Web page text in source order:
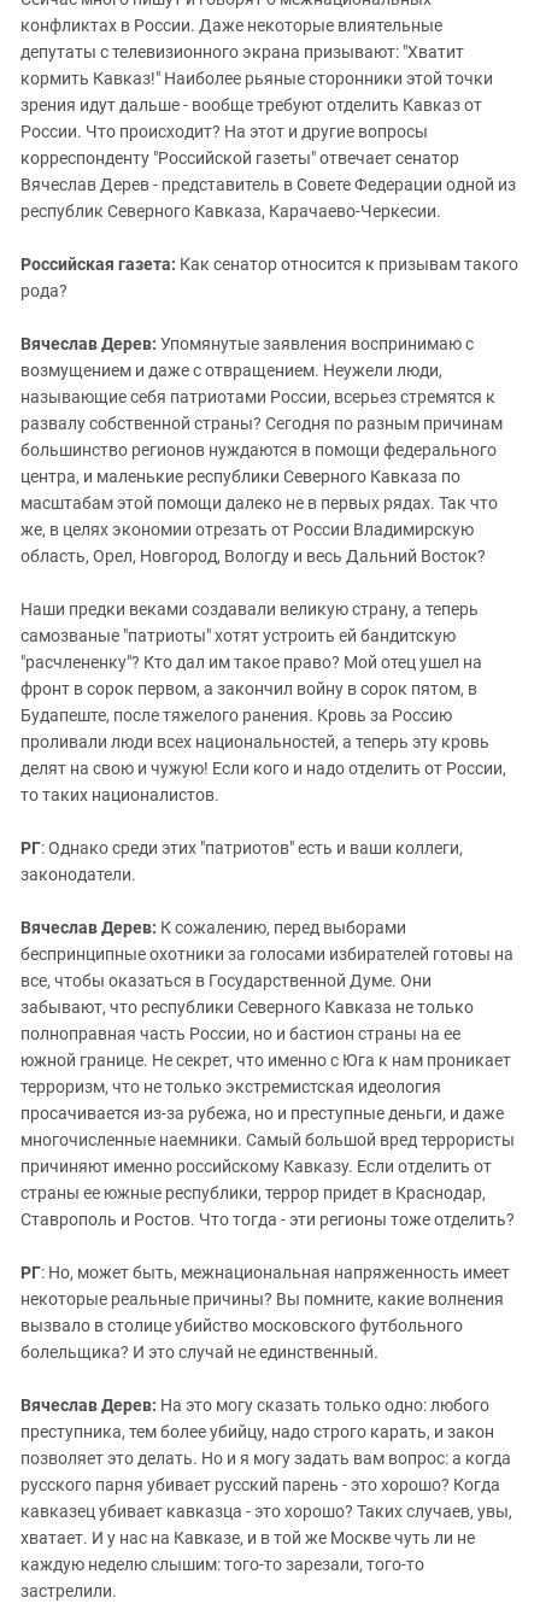
ЗАСТАВЛЯЕТ
КАВКАЗ ЗА ПАЛЕСТИНУ
ИНАКОМЫСЛИЕ В ЧЕЧНЕ
ПРЕСЛЕДОВАНИЕ АКТИВИСТОВ
МОБИЛИЗАЦИЯ И ПРОТЕСТЫ
Дагестан
Ингушетия
Калмыкия
Карачаево-Черкесия
Краснодарский край
Российская Федерация
Северная Осетия - Алания
СКФО
Ставропольский край
Чечня
Южная Осетия
Южный Кавказ
конфликтах в России. Даже некоторые влиятельные
депутаты с телевизионного экрана призывают: "Хватит
кормить Кавказ!" Наиболее рьяные сторонники этой точки
зрения идут дальше - вообще требуют отделить Кавказ от
России. Что происходит? На этот и другие вопросы
корреспонденту "Российской газеты" отвечает сенатор
Вячеслав Дерев - представитель в Совете Федерации одной из
республик Северного Кавказа, Карачаево-Черкесии.
Российская газета: Как сенатор относится к призывам такого
рода?
Вячеслав Дерев: Упомянутые заявления воспринимаю с
возмущением и даже с отвращением. Неужели люди,
называющие себя патриотами России, всерьез стремятся к
развалу собственной страны? Сегодня по разным причинам
большинство регионов нуждаются в помощи федерального
центра, и маленькие республики Северного Кавказа по
масштабам этой помощи далеко не в первых рядах. Так что
же, в целях экономии отрезать от России Владимирскую
область, Орел, Новгород, Вологду и весь Дальний Восток?
Наши предки веками создавали великую страну, а теперь
самозваные "патриоты" хотят устроить ей бандитскую
"расчлененку"? Кто дал им такое право? Мой отец ушел на
фронт в сорок первом, а закончил войну в сорок пятом, в
Будапеште, после тяжелого ранения. Кровь за Россию
проливали люди всех национальностей, а теперь эту кровь
делят на свою и чужую! Если кого и надо отделить от России,
то таких националистов.
РГ: Однако среди этих "патриотов" есть и ваши коллеги,
законодатели.
Вячеслав Дерев: К сожалению, перед выборами
беспринципные охотники за голосами избирателей готовы на
все, чтобы оказаться в Государственной Думе. Они
забывают, что республики Северного Кавказа не только
полноправная часть России, но и бастион страны на ее
южной границе. Не секрет, что именно с Юга к нам проникает
терроризм, что не только экстремистская идеология
просачивается из-за рубежа, но и преступные деньги, и даже
многочисленные наемники. Самый большой вред террористы
причиняют именно российскому Кавказу. Если отделить от
страны ее южные республики, террор придет в Краснодар,
Ставрополь и Ростов. Что тогда - эти регионы тоже отделить?
РГ: Но, может быть, межнациональная напряженность имеет
некоторые реальные причины? Вы помните, какие волнения
вызвало в столице убийство московского футбольного
болельщика? И это случай не единственный.
Вячеслав Дерев: На это могу сказать только одно: любого
преступника, тем более убийцу, надо строго карать, и закон
позволяет это делать. Но и я могу задать вам вопрос: а когда
русского парня убивает русский парень - это хорошо? Когда
кавказец убивает кавказца - это хорошо? Таких случаев, увы,
хватает. И у нас на Кавказе, и в той же Москве чуть ли не
каждую неделю слышим: того-то зарезали, того-то
застрелили.